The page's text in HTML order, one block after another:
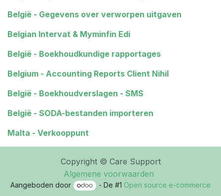
België - Gegevens over verworpen uitgaven
Belgian Intervat & Myminfin Edi
België - Boekhoudkundige rapportages
Belgium - Accounting Reports Client Nihil
België - Boekhoudverslagen - SMS
België - SODA-bestanden importeren
Malta - Verkooppunt
Copyright © Care Support
Algemene voorwaarden
Aangeboden door - De #1 Open source e-commerce